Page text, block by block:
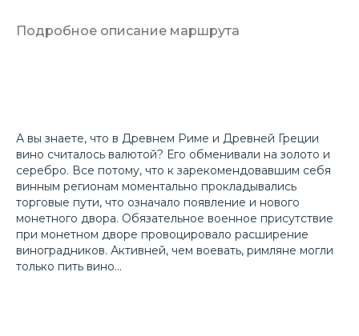
Подробное описание маршрута
А вы знаете, что в Древнем Риме и Древней Греции
вино считалось валютой? Его обменивали на золото и
серебро. Все потому, что к зарекомендовавшим себя
винным регионам моментально прокладывались
торговые пути, что означало появление и нового
монетного двора. Обязательное военное присутствие
при монетном дворе провоцировало расширение
виноградников. Активней, чем воевать, римляне могли
только пить вино...